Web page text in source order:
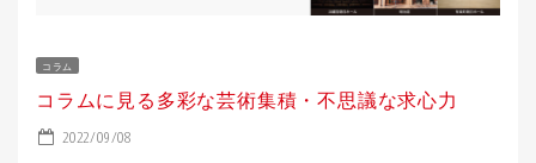
コラム
コラムに見る多彩な芸術集積・不思議な求心力
2022/09/08